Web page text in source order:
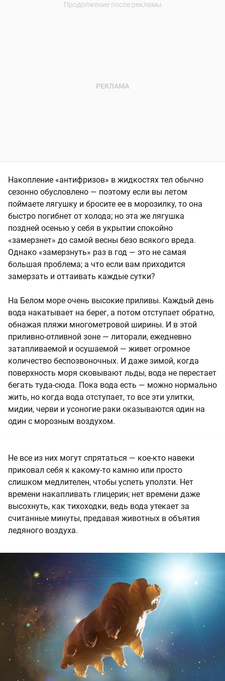
Накопление «антифризов» в жидкостях тел обычно
сезонно обусловлено — поэтому если вы летом
поймаете лягушку и бросите ее в морозилку, то она
быстро погибнет от холода; но эта же лягушка
поздней осенью у себя в укрытии спокойно
«замерзнет» до самой весны безо всякого вреда.
Однако «замерзнуть» раз в год — это не самая
большая проблема; а что если вам приходится
замерзать и оттаивать каждые сутки?
На Белом море очень высокие приливы. Каждый день
вода накатывает на берег, а потом отступает обратно,
обнажая пляжи многометровой ширины. И в этой
приливно-отливной зоне — литорали, ежедневно
затапливаемой и осушаемой — живет огромное
количество беспозвоночных. И даже зимой, когда
поверхность моря сковывают льды, вода не перестает
бегать туда-сюда. Пока вода есть — можно нормально
жить, но когда вода отступает, то все эти улитки,
мидии, черви и усоногие раки оказываются один на
один с морозным воздухом.
Не все из них могут спрятаться — кое-кто навеки
приковал себя к какому-то камню или просто
слишком медлителен, чтобы успеть уползти. Нет
времени накапливать глицерин; нет времени даже
высохнуть, как тихоходки, ведь вода утекает за
считанные минуты, предавая животных в объятия
ледяного воздуха.